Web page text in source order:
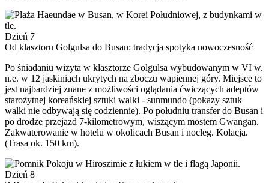
Dzień 7
Od klasztoru Golgulsa do Busan: tradycja spotyka nowoczesność
Po śniadaniu wizyta w klasztorze Golgulsa wybudowanym w VI w.
n.e. w 12 jaskiniach ukrytych na zboczu wapiennej góry. Miejsce to
jest najbardziej znane z możliwości oglądania ćwiczących adeptów
starożytnej koreańskiej sztuki walki - sunmundo (pokazy sztuk
walki nie odbywają się codziennie). Po południu transfer do Busan i
po drodze przejazd 7-kilometrowym, wiszącym mostem Gwangan.
Zakwaterowanie w hotelu w okolicach Busan i nocleg. Kolacja.
(Trasa ok. 150 km).
Dzień 8